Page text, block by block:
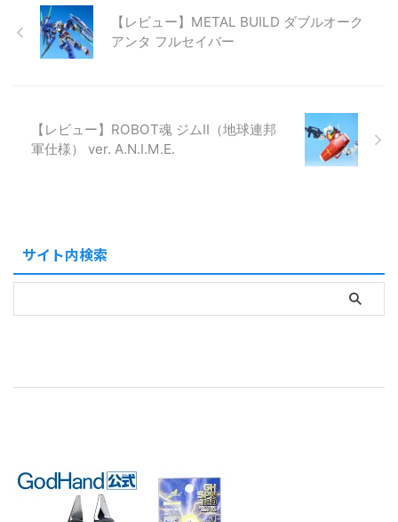
【レビュー】METAL BUILD ダブルオーク
アンタ フルセイバー
【レビュー】ROBOT魂 ジムⅡ（地球連邦
軍仕様） ver. A.N.I.M.E.
サイト内検索